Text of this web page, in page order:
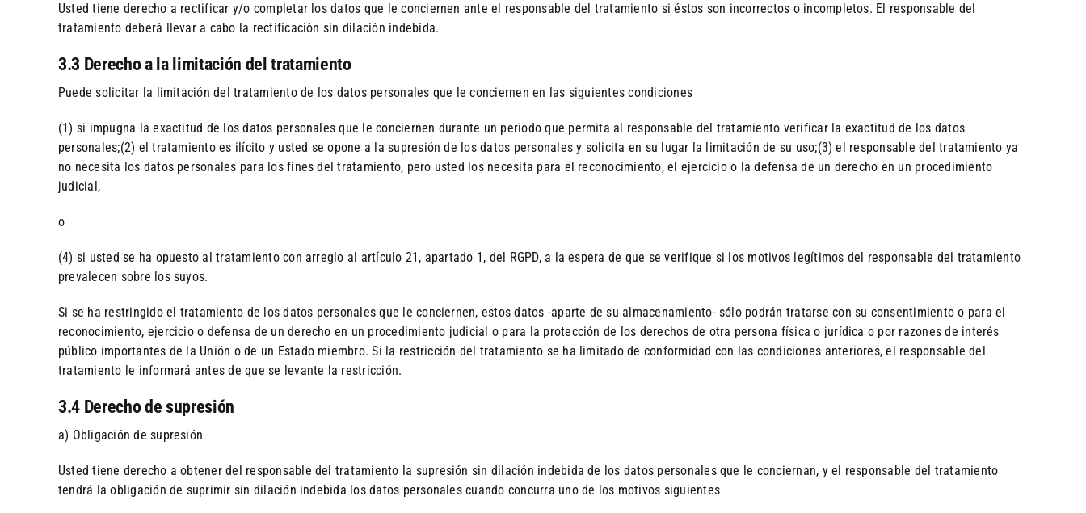
Usted tiene derecho a rectificar y/o completar los datos que le conciernen ante el responsable del tratamiento si éstos son incorrectos o incompletos. El responsable del
tratamiento deberá llevar a cabo la rectificación sin dilación indebida.
3.3 Derecho a la limitación del tratamiento
Puede solicitar la limitación del tratamiento de los datos personales que le conciernen en las siguientes condiciones
(1) si impugna la exactitud de los datos personales que le conciernen durante un periodo que permita al responsable del tratamiento verificar la exactitud de los datos
personales;(2) el tratamiento es ilícito y usted se opone a la supresión de los datos personales y solicita en su lugar la limitación de su uso;(3) el responsable del tratamiento ya
no necesita los datos personales para los fines del tratamiento, pero usted los necesita para el reconocimiento, el ejercicio o la defensa de un derecho en un procedimiento
judicial,
o
(4) si usted se ha opuesto al tratamiento con arreglo al artículo 21, apartado 1, del RGPD, a la espera de que se verifique si los motivos legítimos del responsable del tratamiento
prevalecen sobre los suyos.
Si se ha restringido el tratamiento de los datos personales que le conciernen, estos datos -aparte de su almacenamiento- sólo podrán tratarse con su consentimiento o para el
reconocimiento, ejercicio o defensa de un derecho en un procedimiento judicial o para la protección de los derechos de otra persona física o jurídica o por razones de interés
público importantes de la Unión o de un Estado miembro. Si la restricción del tratamiento se ha limitado de conformidad con las condiciones anteriores, el responsable del
tratamiento le informará antes de que se levante la restricción.
3.4 Derecho de supresión
a) Obligación de supresión
Usted tiene derecho a obtener del responsable del tratamiento la supresión sin dilación indebida de los datos personales que le conciernan, y el responsable del tratamiento
tendrá la obligación de suprimir sin dilación indebida los datos personales cuando concurra uno de los motivos siguientes